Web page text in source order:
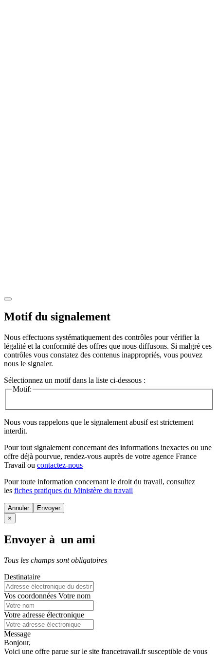
Motif du signalement
Nous effectuons systématiquement des contrôles pour vérifier la
légalité et la conformité des offres que nous diffusons. Si malgré ces
contrôles vous constatez des contenus inappropriés, vous pouvez
nous le signaler.
Sélectionnez un motif dans la liste ci-dessous :
Motif:
Nous vous rappelons que le signalement abusif est strictement
interdit.
Pour tout signalement concernant des informations inexactes ou une
offre déjà pourvue, rendez-vous auprès de votre agence France
Travail ou contactez-nous
Pour toute information concernant le droit du travail, consultez
les fiches pratiques du Ministère du travail
Annuler
×
Envoyer à un ami
Tous les champs sont obligatoires
Destinataire
Vos coordonnées Votre nom
Votre adresse électronique
Message
Bonjour,
Voici une offre parue sur le site francetravail.fr susceptible de vous